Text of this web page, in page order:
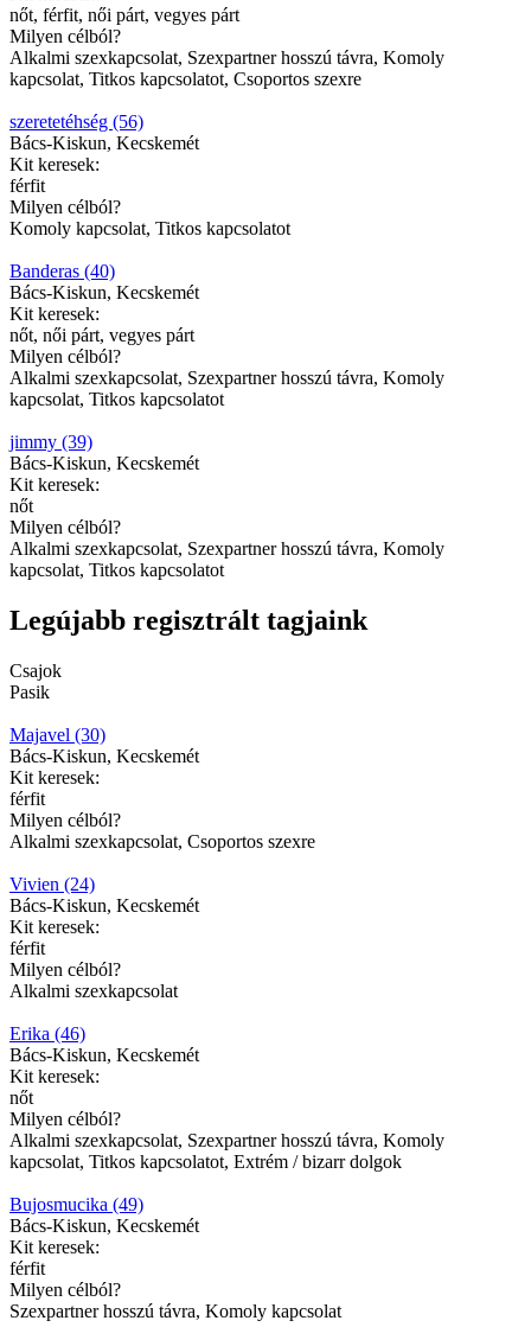
nőt, férfit, női párt, vegyes párt
Milyen célból?
Alkalmi szexkapcsolat, Szexpartner hosszú távra, Komoly
kapcsolat, Titkos kapcsolatot, Csoportos szexre
szeretetéhség (56)
Bács-Kiskun, Kecskemét
Kit keresek:
férfit
Milyen célból?
Komoly kapcsolat, Titkos kapcsolatot
Banderas (40)
Bács-Kiskun, Kecskemét
Kit keresek:
nőt, női párt, vegyes párt
Milyen célból?
Alkalmi szexkapcsolat, Szexpartner hosszú távra, Komoly
kapcsolat, Titkos kapcsolatot
jimmy (39)
Bács-Kiskun, Kecskemét
Kit keresek:
nőt
Milyen célból?
Alkalmi szexkapcsolat, Szexpartner hosszú távra, Komoly
kapcsolat, Titkos kapcsolatot
Legújabb regisztrált tagjaink
Csajok
Pasik
Majavel (30)
Bács-Kiskun, Kecskemét
Kit keresek:
férfit
Milyen célból?
Alkalmi szexkapcsolat, Csoportos szexre
Vivien (24)
Bács-Kiskun, Kecskemét
Kit keresek:
férfit
Milyen célból?
Alkalmi szexkapcsolat
Erika (46)
Bács-Kiskun, Kecskemét
Kit keresek:
nőt
Milyen célból?
Alkalmi szexkapcsolat, Szexpartner hosszú távra, Komoly
kapcsolat, Titkos kapcsolatot, Extrém / bizarr dolgok
Bujosmucika (49)
Bács-Kiskun, Kecskemét
Kit keresek:
férfit
Milyen célból?
Szexpartner hosszú távra, Komoly kapcsolat